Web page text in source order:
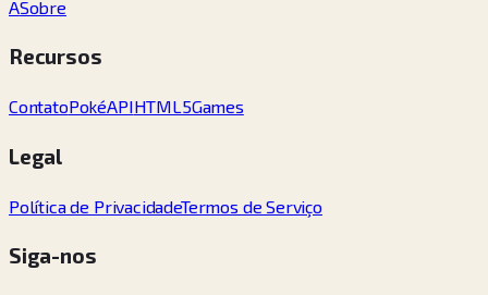
ASobre
Recursos
ContatoPokéAPIHTML5Games
Legal
Política de PrivacidadeTermos de Serviço
Siga-nos